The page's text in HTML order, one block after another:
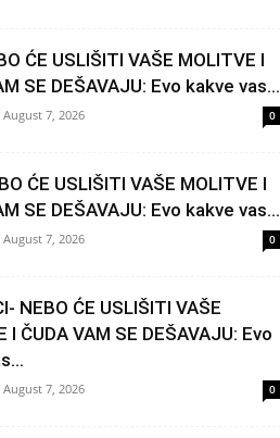
ĆE USLIŠITI VAŠE MOLITVE I
SE DEŠAVAJU: Evo kakve vas...
August 7, 2026 0
ĆE USLIŠITI VAŠE MOLITVE I
SE DEŠAVAJU: Evo kakve vas...
August 7, 2026 0
NEBO ĆE USLIŠITI VAŠE
I ČUDA VAM SE DEŠAVAJU: Evo
August 7, 2026 0